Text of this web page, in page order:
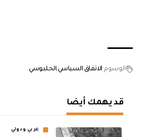
الوسوم الاتفاق السياسيالحلبوسي
قد يهمك أيضا
عربي ودولي